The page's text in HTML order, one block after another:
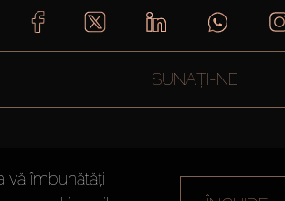
SUNAȚI-NE
vă îmbunătăți